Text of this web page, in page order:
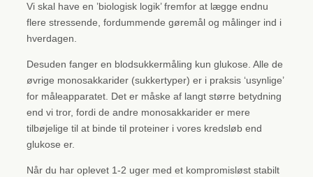
Vi skal have en ’biologisk logik’ fremfor at lægge endnu
flere stressende, fordummende gøremål og målinger ind i
hverdagen.
Desuden fanger en blodsukkermåling kun glukose. Alle de
øvrige monosakkarider (sukkertyper) er i praksis ‘usynlige’
for måleapparatet. Det er måske af langt større betydning
end vi tror, fordi de andre monosakkarider er mere
tilbøjelige til at binde til proteiner i vores kredsløb end
glukose er.
Når du har oplevet 1-2 uger med et kompromisløst stabilt